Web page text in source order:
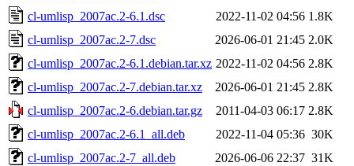
cl-umlisp_2007ac.2-6.1.dsc
2022-11-02 04:56 1.8K
cl-umlisp_2007ac.2-7.dsc
2026-06-01 21:45 2.0K
cl-umlisp_2007ac.2-6.1.debian.tar.xz 2022-11-02 04:56 2.8K
cl-umlisp_2007ac.2-7.debian.tar.xz
2026-06-01 21:45 2.8K
cl-umlisp_2007ac.2-6.debian.tar.gz
2011-04-03 06:17 2.8K
cl-umlisp_2007ac.2-6.1_all.deb
2022-11-04 05:36 30K
cl-umlisp_2007ac.2-7_all.deb
2026-06-06 22:37 31K